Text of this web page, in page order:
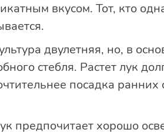
вкусом. Тот, кто
двулетняя, но, в
стебля. Растет лук
посадка
предпочитает хорошо